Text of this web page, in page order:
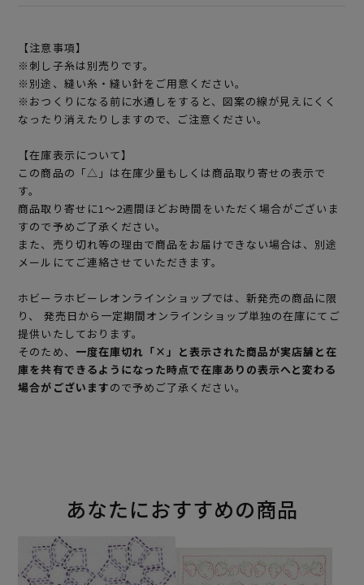
【注意事項】
※刺し子糸は別売りです。
※別途、縫い糸・縫い針をご用意ください。
※おつくりになる前に水通しをすると、図案の線が見えにくく
なったり消えたりしますので、ご注意ください。
【在庫表示について】
この商品の「△」は在庫少量もしくは商品取り寄せの表示で
す。
商品取り寄せに1～2週間ほどお時間をいただく場合がございま
すので予めご了承ください。
また、売り切れ等の理由で商品をお届けできない場合は、別途
メールにてご連絡させていただきます。
ホビーラホビーレオンラインショップでは、新発売の商品に限
り、 発売日から一定期間オンラインショップ単独の在庫にてご
提供いたしております。
そのため、 一度在庫切れ「×」と表示された商品が実店舗と在
庫を共有できるようになった時点で在庫ありの表示へと変わる
場合がございますので予めご了承ください。
あなたにおすすめの商品